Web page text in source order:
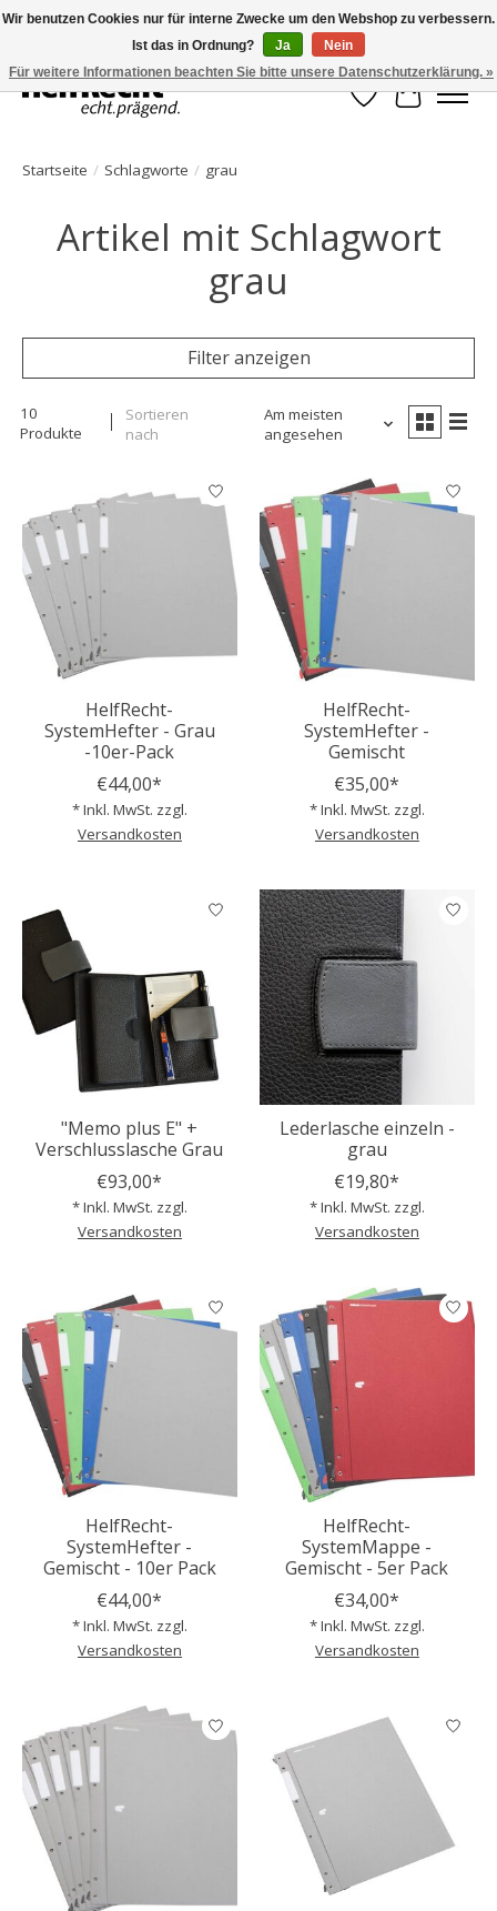
HelfRecht-Planer | Jahresaktualisierungen | Zubehör
Wunschzettel
Ihr
Startseite / Schlagworte / grau
Artikel mit Schlagwort
grau
Filter anzeigen
10
Produkte
Sortieren
nach
Am meisten
angesehen
HelfRecht-
SystemHefter - Grau
-10er-Pack
€44,00*
* Inkl. MwSt. zzgl.
Versandkosten
HelfRecht-
SystemHefter -
Gemischt
€35,00*
* Inkl. MwSt. zzgl.
Versandkosten
"Memo plus E" +
Verschlusslasche Grau
€93,00*
* Inkl. MwSt. zzgl.
Versandkosten
Lederlasche einzeln -
grau
€19,80*
* Inkl. MwSt. zzgl.
Versandkosten
HelfRecht-
SystemHefter -
Gemischt - 10er Pack
€44,00*
* Inkl. MwSt. zzgl.
Versandkosten
HelfRecht-
SystemMappe -
Gemischt - 5er Pack
€34,00*
* Inkl. MwSt. zzgl.
Versandkosten
Wir benutzen Cookies nur für interne Zwecke um den Webshop zu verbessern.
Ist das in Ordnung?
Ja
Nein
Für weitere Informationen beachten Sie bitte unsere Datenschutzerklärung. »